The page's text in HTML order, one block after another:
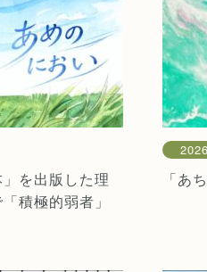
」を出版した理
積極的弱者」
「あ